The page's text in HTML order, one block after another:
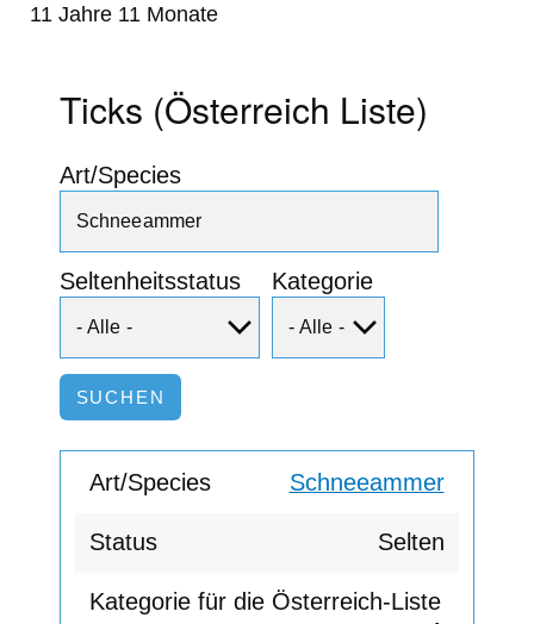
11 Jahre 11 Monate
Ticks (Österreich Liste)
Art/Species
Seltenheitsstatus Kategorie
Schneeammer
Selten